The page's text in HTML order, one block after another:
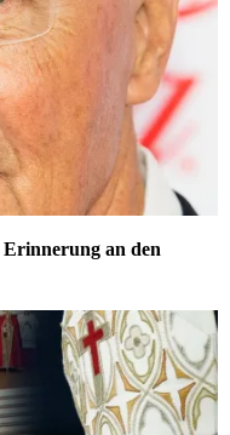
Erinnerung an den